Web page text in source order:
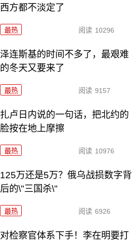
西方都不淡定了
最热 阅读 10296
泽连斯基的时间不多了，最艰难
的冬天又要来了
最热 阅读 9157
扎卢日内说的一句话，把北约的
脸按在地上摩擦
最热 阅读 10976
125万还是5万？俄乌战损数字背
后的\"三国杀\"
最热 阅读 6926
对检察官体系下手！李在明要打